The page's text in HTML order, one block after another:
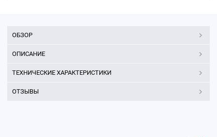
ОБЗОР
ОПИСАНИЕ
ТЕХНИЧЕСКИЕ ХАРАКТЕРИСТИКИ
ОТЗЫВЫ